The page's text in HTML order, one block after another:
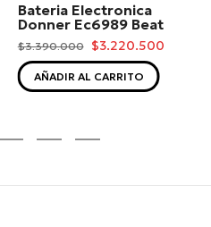
Bateria Electronica
Donner Ec6989 Beat
$3.390.000 $3.220.500
AÑADIR AL CARRITO